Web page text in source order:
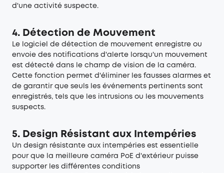
d'une activité suspecte.
4. Détection de Mouvement
Le logiciel de détection de mouvement enregistre ou
envoie des notifications d'alerte lorsqu'un mouvement
est détecté dans le champ de vision de la caméra.
Cette fonction permet d'éliminer les fausses alarmes et
de garantir que seuls les événements pertinents sont
enregistrés, tels que les intrusions ou les mouvements
suspects.
5. Design Résistant aux Intempéries
Un design résistante aux intempéries est essentielle
pour que la meilleure caméra PoE d'extérieur puisse
supporter les différentes conditions